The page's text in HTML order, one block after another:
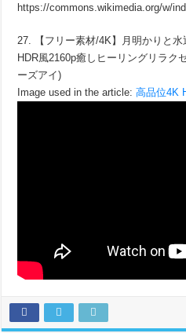
https://commons.wikimedia.org/w/
27. 【フリー素材/4K】月明かりと
HDR風2160p癒しヒーリングリラク
ーズアイ)
Image used in the article:高品位4K